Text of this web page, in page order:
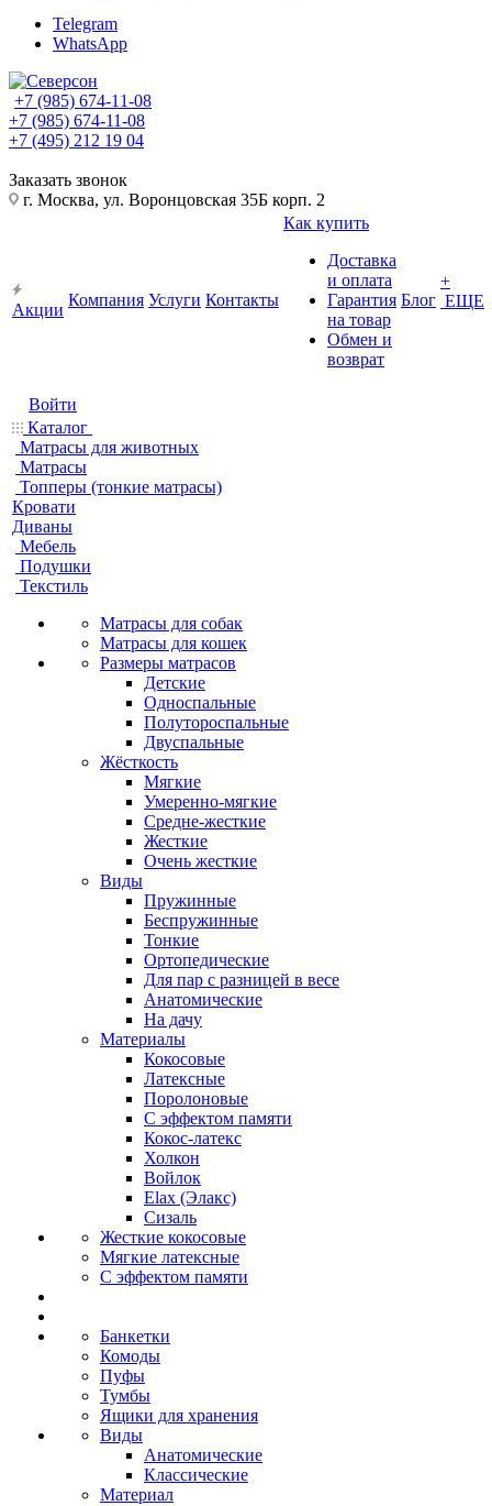
Telegram
WhatsApp
+7 (985) 674-11-08
+7 (985) 674-11-08
+7 (495) 212 19 04
Заказать звонок
г. Москва, ул. Воронцовская 35Б корп. 2
Акции
Компания Услуги Контакты
Как купить
Доставка
и оплата
Гарантия
на товар
Обмен и
возврат
Блог
+
ЕЩЕ
Войти
Каталог
Матрасы для животных
Матрасы
Топперы (тонкие матрасы)
Кровати
Диваны
Мебель
Подушки
Текстиль
Матрасы для собак
Матрасы для кошек
Размеры матрасов
Детские
Односпальные
Полутороспальные
Двуспальные
Жёсткость
Мягкие
Умеренно-мягкие
Средне-жесткие
Жесткие
Очень жесткие
Виды
Пружинные
Беспружинные
Тонкие
Ортопедические
Для пар с разницей в весе
Анатомические
На дачу
Материалы
Кокосовые
Латексные
Поролоновые
С эффектом памяти
Кокос-латекс
Холкон
Войлок
Elax (Элакс)
Сизаль
Жесткие кокосовые
Мягкие латексные
С эффектом памяти
Банкетки
Комоды
Пуфы
Тумбы
Ящики для хранения
Виды
Анатомические
Классические
Материал